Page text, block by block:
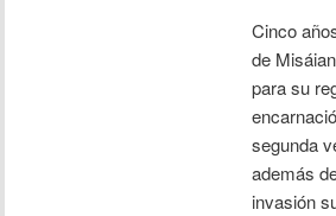
Cinco
de
para su
segunda
además
invasión